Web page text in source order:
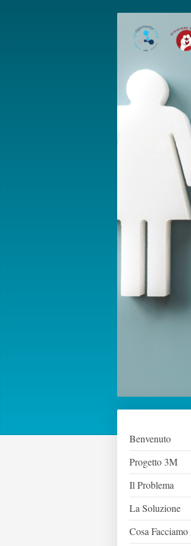
Benvenuto
Progetto 3M
Il Problema
La Soluzione
Cosa Facciamo